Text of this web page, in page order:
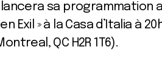
sa programmation
Exil » à la Casa d’Italia à
QC H2R 1T6).